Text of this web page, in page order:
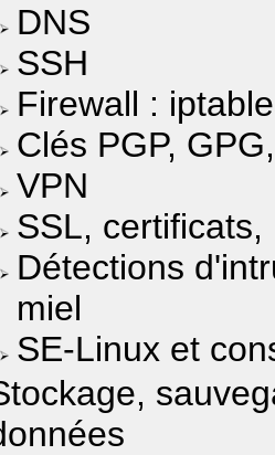
DNS
SSH
Firewall :
Clés PGP,
VPN
SSL,
Détections
miel
SE-Linux et